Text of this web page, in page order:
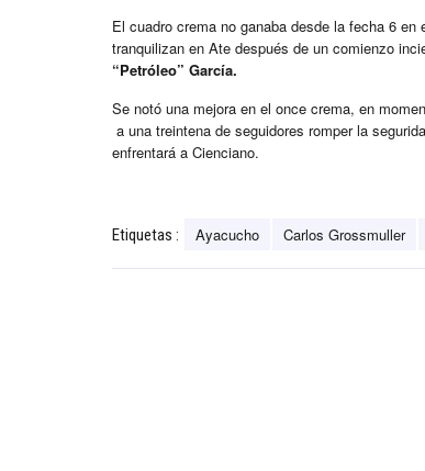
El cuadro crema no ganaba desde la fecha 6
tranquilizan en Ate después de un comienzo
“Petróleo” García.
Se notó una mejora en el once crema, en
a una treintena de seguidores romper la
enfrentará a Cienciano.
Etiquetas : Ayacucho Carlos Grossmuller